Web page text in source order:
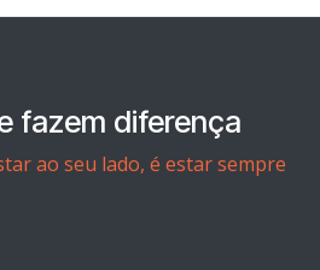
fazem diferença
ao seu lado, é estar sempre